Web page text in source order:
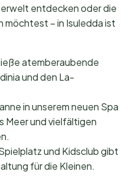
entdecken oder die
möchtest – in Isuledda ist
atemberaubende
und den La-
in unserem neuen Spa
Meer und vielfältigen
und Kidsclub gibt
für die Kleinen.